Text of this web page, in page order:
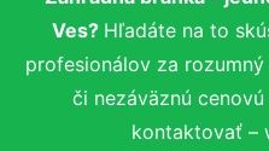
Ves? Hľadáte na to
profesionálov za
či nezáväznú
kontaktovať –